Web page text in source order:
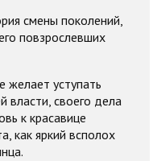
смены поколений,
повзрослевших
желает уступать
власти, своего дела
к красавице
как яркий всполох